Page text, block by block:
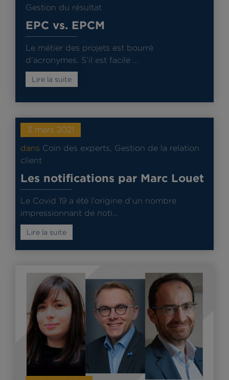
Gestion du résultat
EPC vs. EPCM
Le métier des projets est bourré
d’acronymes. S’il est facile …
Lire la suite
3 mars 2021
dans Coin des experts
Gestion de la relation
client
Les notifications par Marc Louet
Le Covid 19 a été l’origine d’un nombre
impressionnant de noti…
Lire la suite